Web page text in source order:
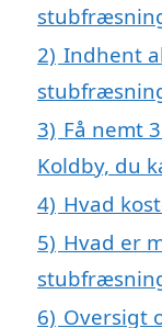
2) Indhent
3) Få nemt
Koldby, du
4) Hvad
5) Hvad er
6) Oversigt